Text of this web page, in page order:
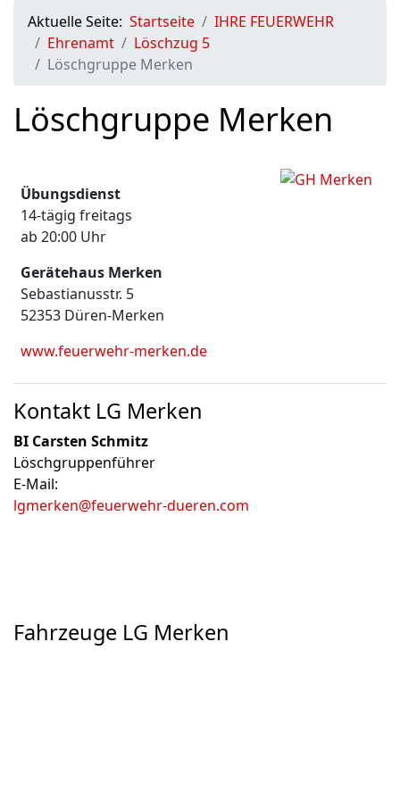
Aktuelle Seite: Startseite
IHRE FEUERWEHR
Ehrenamt
Löschzug 5
Löschgruppe Merken
Löschgruppe Merken
Übungsdienst
14-tägig freitags
ab 20:00 Uhr
Gerätehaus Merken
Sebastianusstr. 5
52353 Düren-Merken
www.feuerwehr-merken.de
Kontakt LG Merken
BI Carsten Schmitz
Löschgruppenführer
E-Mail:
lgmerken@feuerwehr-dueren.com
Fahrzeuge LG Merken